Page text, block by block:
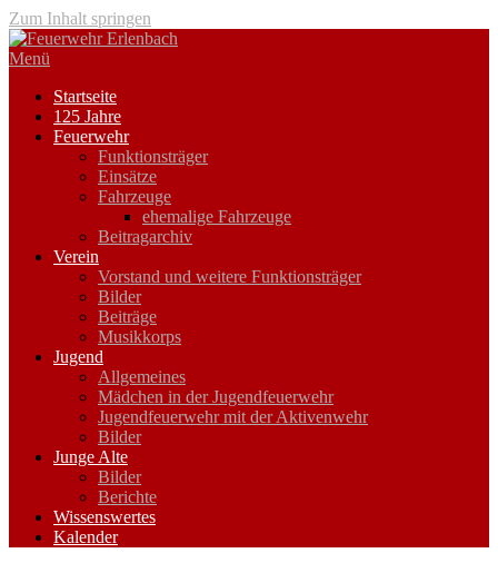
Zum Inhalt springen
Menü
Startseite
125 Jahre
Feuerwehr
Funktionsträger
Einsätze
Fahrzeuge
ehemalige Fahrzeuge
Beitragarchiv
Verein
Vorstand und weitere Funktionsträger
Bilder
Beiträge
Musikkorps
Jugend
Allgemeines
Mädchen in der Jugendfeuerwehr
Jugendfeuerwehr mit der Aktivenwehr
Bilder
Junge Alte
Bilder
Berichte
Wissenswertes
Kalender